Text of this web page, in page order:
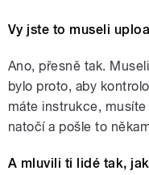
Vy jste to museli
Ano, přesně tak.
bylo proto, aby
máte instrukce,
natočí a pošle to
A mluvili ti lidé tak,